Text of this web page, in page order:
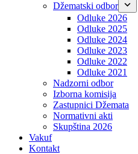
Džematski odbor
Odluke 2026
Odluke 2025
Odluke 2024
Odluke 2023
Odluke 2022
Odluke 2021
Nadzorni odbor
Izborna komisija
Zastupnici Džemata
Normativni akti
Skupština 2026
Vakuf
Kontakt